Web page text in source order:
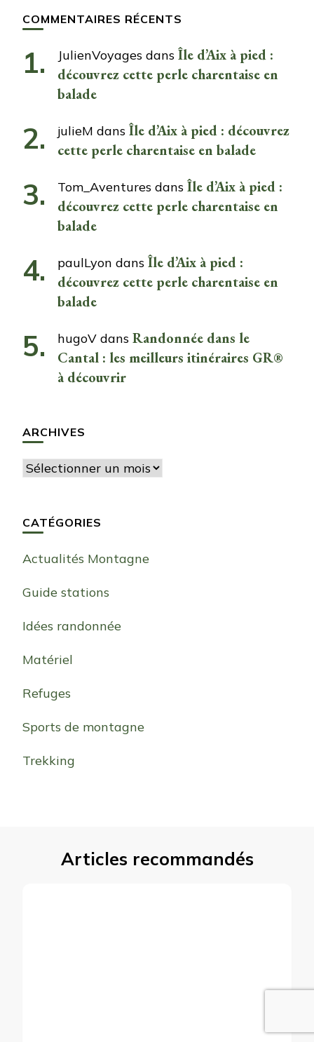
COMMENTAIRES RÉCENTS
JulienVoyages dans Île d’Aix à pied :
découvrez cette perle charentaise en
balade
julieM dans Île d’Aix à pied : découvrez
cette perle charentaise en balade
Tom_Aventures dans Île d’Aix à pied :
découvrez cette perle charentaise en
balade
paulLyon dans Île d’Aix à pied :
découvrez cette perle charentaise en
balade
hugoV dans Randonnée dans le
Cantal : les meilleurs itinéraires GR®
à découvrir
ARCHIVES
Archives
CATÉGORIES
Actualités Montagne
Guide stations
Idées randonnée
Matériel
Refuges
Sports de montagne
Trekking
Articles recommandés